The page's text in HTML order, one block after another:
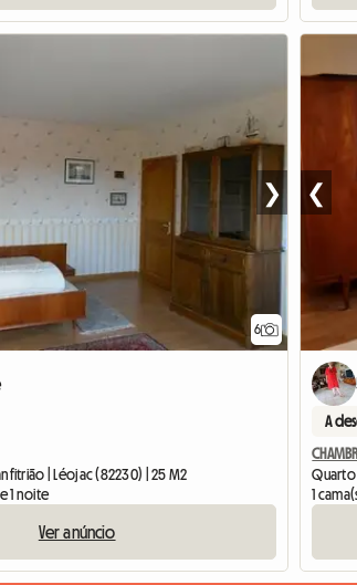
6
❯
| Léojac (82230) | 25 M2
1 noite
Ver anúncio
❮
A
Quarto
1